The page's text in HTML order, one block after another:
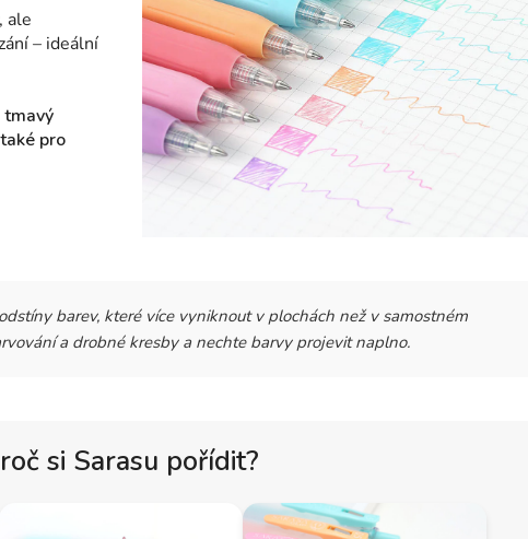
ale
– ideální
tmavý
pro
barev, které více vyniknout v plochách než v samostném
a drobné kresby a nechte barvy projevit naplno.
si Sarasu pořídit?